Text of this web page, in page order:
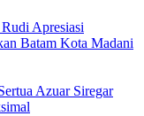
Apresiasi
Batam Kota Madani
Azuar Siregar